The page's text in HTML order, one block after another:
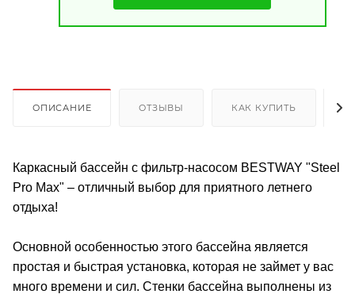
ОПИСАНИЕ ОТЗЫВЫ КАК КУПИТЬ
Каркасный бассейн с фильтр-насосом BESTWAY "Steel
Pro Max" – отличный выбор для приятного летнего
отдыха!
Основной особенностью этого бассейна является
простая и быстрая установка, которая не займет у вас
много времени и сил. Стенки бассейна выполнены из